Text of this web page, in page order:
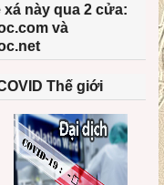
xá này qua 2 cửa:
và
Thế giới